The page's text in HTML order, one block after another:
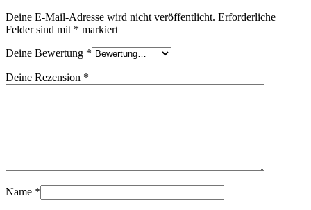
Deine E-Mail-Adresse wird nicht veröffentlicht. Erforderliche
Felder sind mit * markiert
Deine Bewertung *
Deine Rezension *
Name *